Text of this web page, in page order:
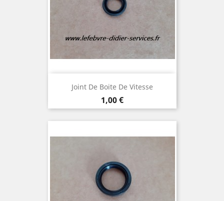
Joint De Boite De Vitesse
Prix
1,00 €